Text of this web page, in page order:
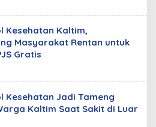
Kesehatan Kaltim,
Masyarakat Rentan untuk
Gratis
Kesehatan Jadi Tameng
Kaltim Saat Sakit di Luar